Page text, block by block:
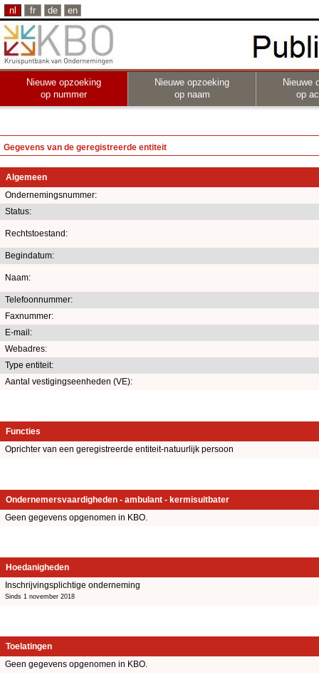
nl fr de en
Nieuwe opzoeking
op nummer
Nieuwe opzoeking
op naam
Nieuwe
op
Gegevens van de geregistreerde entiteit
Algemeen
Ondernemingsnummer:
Status:
Rechtstoestand:
Begindatum:
Naam:
Telefoonnummer:
Faxnummer:
E-mail:
Webadres:
Type entiteit:
Aantal vestigingseenheden (VE):
Functies
Oprichter van een geregistreerde entiteit-natuurlijk persoon
Ondernemersvaardigheden - ambulant - kermisuitbater
Geen gegevens opgenomen in KBO.
Hoedanigheden
Inschrijvingsplichtige onderneming
Sinds 1 november 2018
Toelatingen
Geen gegevens opgenomen in KBO.